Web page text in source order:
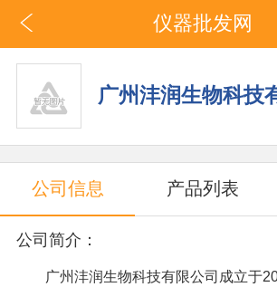
仪器批发网
广州沣润生物科技
公司信息 产品列表
公司简介：
广州沣润生物科技有限公司成立于